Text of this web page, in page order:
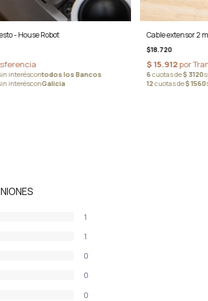
- House Robot Cable extensor 2
$18.720
1
1
0
0
0